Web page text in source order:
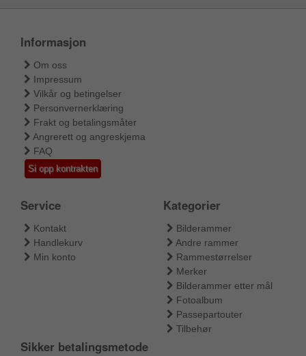
Informasjon
Om oss
Impressum
Vilkår og betingelser
Personvernerklæring
Frakt og betalingsmåter
Angrerett og angreskjema
FAQ
Si opp kontrakten
Service
Kontakt
Handlekurv
Min konto
Kategorier
Bilderammer
Andre rammer
Rammestørrelser
Merker
Bilderammer etter mål
Fotoalbum
Passepartouter
Tilbehør
Sikker betalingsmetode